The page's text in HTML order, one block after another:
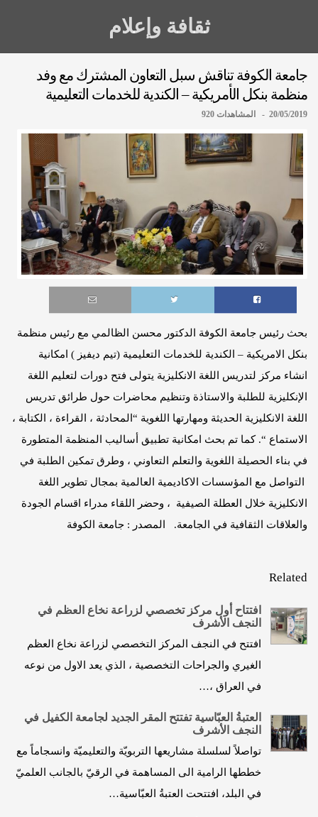
ثقافة وإعلام
جامعة الكوفة تناقش سبل التعاون المشترك مع وفد
منظمة بنكل الأمريكية – الكندية للخدمات التعليمية
20/05/2019 - المشاهدات 920
بحث رئيس جامعة الكوفة الدكتور محسن الظالمي مع رئيس منظمة
بنكل الامريكية – الكندية للخدمات التعليمية (تيم ديفيز ) امكانية
انشاء مركز لتدريس اللغة الانكليزية يتولى فتح دورات لتعليم اللغة
الإنكليزية للطلبة والاستاذة وتنظيم محاضرات حول طرائق تدريس
اللغة الانكليزية الحديثة ومهارتها اللغوية “المحادثة ، القراءة ، الكتابة ،
الاستماع “. كما تم بحث امكانية تطبيق أساليب المنظمة المتطورة
في بناء الحصيلة اللغوية والتعلم التعاوني ، وطرق تمكين الطلبة في
التواصل مع المؤسسات الاكاديمية العالمية بمجال تطوير اللغة
الانكليزية خلال العطلة الصيفية ، وحضر اللقاء مدراء اقسام الجودة
والعلاقات الثقافية في الجامعة. المصدر : جامعة الكوفة
Related
افتتاح أول مركز تخصصي لزراعة نخاع العظم في
النجف الأشرف
افتتح في النجف المركز التخصصي لزراعة نخاع العظم
الغيري والجراحات التخصصية ، الذي يعد الاول من نوعه
في العراق ،…
العتبةُ العبّاسية تفتتح المقر الجديد لجامعة الكفيل في
النجف الأشرف
تواصلاً لسلسلة مشاريعها التربويّة والتعليميّة وانسجاماً مع
خططها الرامية الى المساهمة في الرقيّ بالجانب العلميّ
في البلد، افتتحت العتبةُ العبّاسية…